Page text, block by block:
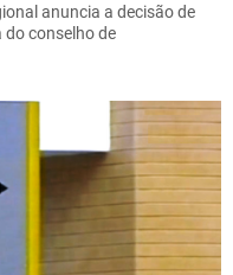
anuncia a decisão de
do conselho de